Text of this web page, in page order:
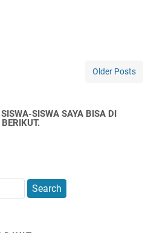
Older Posts
SISWA SAYA BISA DI